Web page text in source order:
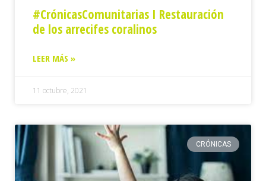
#CrónicasComunitarias I Restauración
de los arrecifes coralinos
LEER MÁS »
11 octubre, 2021
CRÓNICAS